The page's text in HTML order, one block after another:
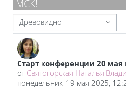
МСК!
Режим отображения
Старт конференции 20 мая
от Святогорская Наталья
понедельник, 19 мая 2025,
Количество ответов: 0